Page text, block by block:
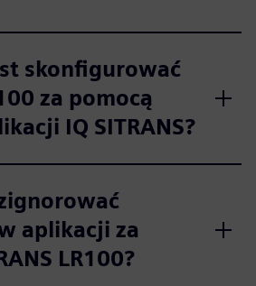
skonfigurować
za pomocą
IQ SITRANS?
aplikacji za
LR100?